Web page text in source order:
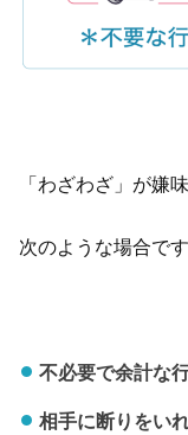
「わざわざ」が嫌
次のような場合です
不必要で余計な
相手に断りをい